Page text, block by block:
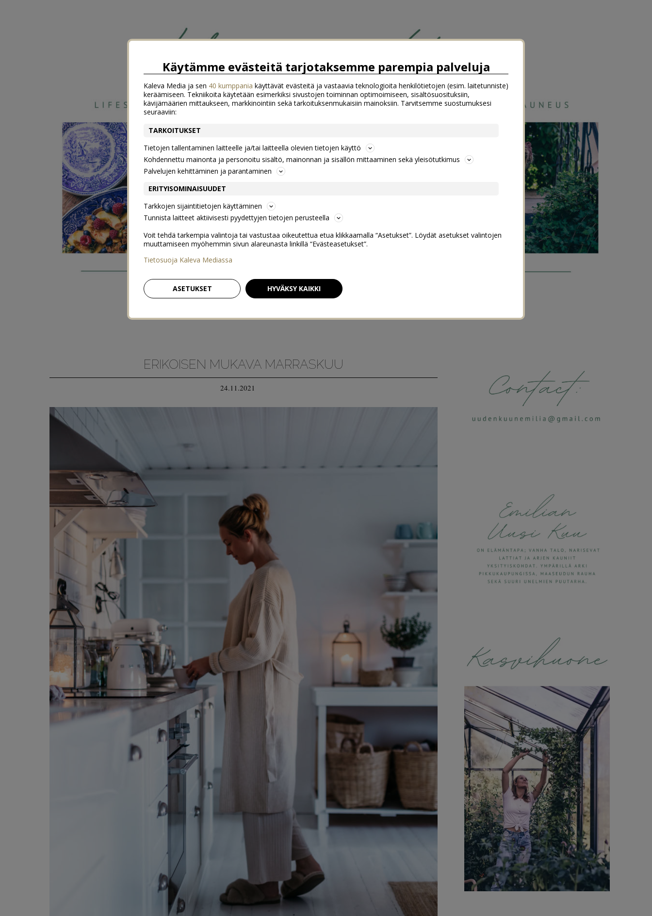
ERIKOISEN MUKAVA MARRASKUU
24.11.2021
Käytämme evästeitä tarjotaksemme parempia palveluja
Kaleva Media ja sen 40 kumppania käyttävät evästeitä ja vastaavia teknologioita henkilötietojen (esim. laitetunniste)
keräämiseen. Tekniikoita käytetään esimerkiksi sivustojen toiminnan optimoimiseen, sisältösuosituksiin,
kävijämäärien mittaukseen, markkinointiin sekä tarkoituksenmukaisiin mainoksiin. Tarvitsemme suostumuksesi
seuraaviin:
TARKOITUKSET
Tietojen tallentaminen laitteelle ja/tai laitteella olevien tietojen käyttö
Kohdennettu mainonta ja personoitu sisältö, mainonnan ja sisällön mittaaminen sekä yleisötutkimus
Palvelujen kehittäminen ja parantaminen
ERITYISOMINAISUUDET
Tarkkojen sijaintitietojen käyttäminen
Tunnista laitteet aktiivisesti pyydettyjen tietojen perusteella
Voit tehdä tarkempia valintoja tai vastustaa oikeutettua etua klikkaamalla “Asetukset”. Löydät asetukset valintojen
muuttamiseen myöhemmin sivun alareunasta linkillä “Evästeasetukset”.
Tietosuoja Kaleva Mediassa
ASETUKSET HYVÄKSY KAIKKI